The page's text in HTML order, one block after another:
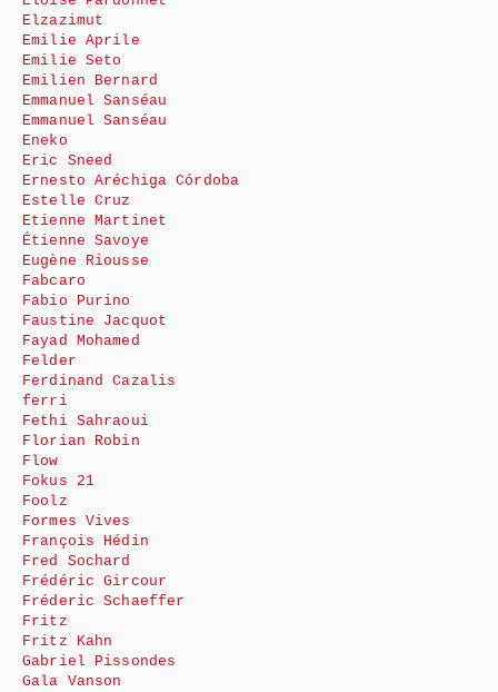
Elzazimut
Emilie Aprile
Emilie Seto
Emilien Bernard
Emmanuel Sanséau
Emmanuel Sanséau
Eneko
Eric Sneed
Ernesto Aréchiga Córdoba
Estelle Cruz
Etienne Martinet
Étienne Savoye
Eugène Riousse
Fabcaro
Fabio Purino
Faustine Jacquot
Fayad Mohamed
Felder
Ferdinand Cazalis
ferri
Fethi Sahraoui
Florian Robin
Flow
Fokus 21
Foolz
Formes Vives
François Hédin
Fred Sochard
Frédéric Gircour
Fréderic Schaeffer
Fritz
Fritz Kahn
Gabriel Pissondes
Gala Vanson